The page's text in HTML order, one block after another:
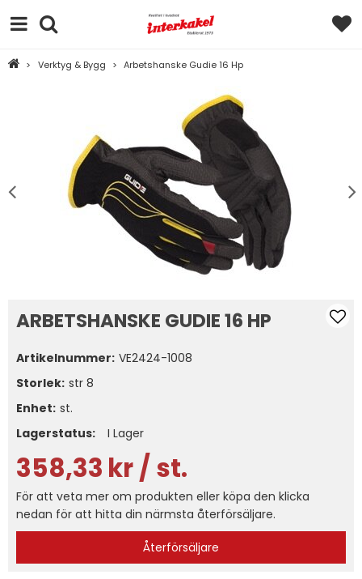
> Verktyg & Bygg > Arbetshanske Gudie 16 Hp
ARBETSHANSKE GUDIE 16 HP
Artikelnummer: VE2424-1008
Storlek str 8
Enhet: st.
Lagerstatus:
I Lager
358,33 kr/ st.
För att veta mer om produkten eller köpa den klicka
nedan för att hitta din närmsta återförsäljare.
Återförsäljare